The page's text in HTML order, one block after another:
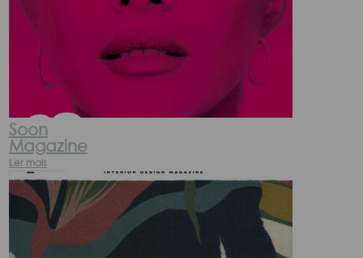
Soon
Magazine
Ler mais